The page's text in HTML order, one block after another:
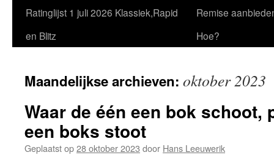
Ratinglijst 1 juli 2026 Klassiek,Rapid
en Blitz
Remise
Hoe?
Maandelijkse archieven: oktober 2023
Waar de één een bok schoot,
een boks stoot
Geplaatst op28 oktober 2023 door Hans Leeuwerik